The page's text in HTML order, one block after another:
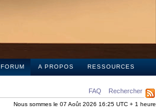
FORUM A PROPOS RESSOURCES
FAQ Rechercher
Nous sommes le 07 Août 2026 16:25 UTC + 1 heure